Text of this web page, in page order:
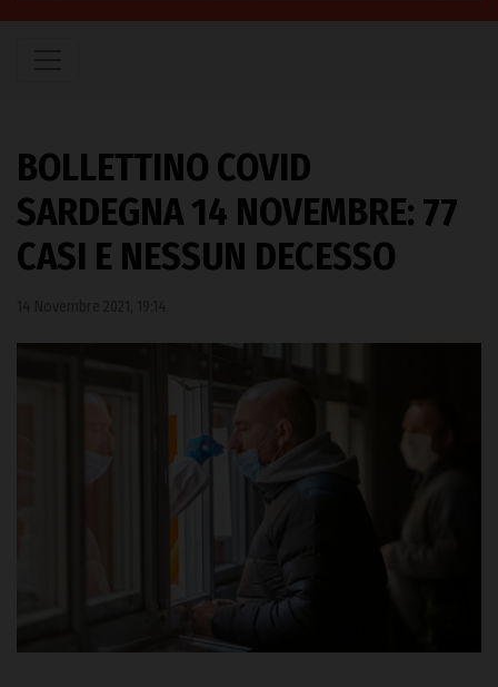
BOLLETTINO COVID
SARDEGNA 14 NOVEMBRE: 77
CASI E NESSUN DECESSO